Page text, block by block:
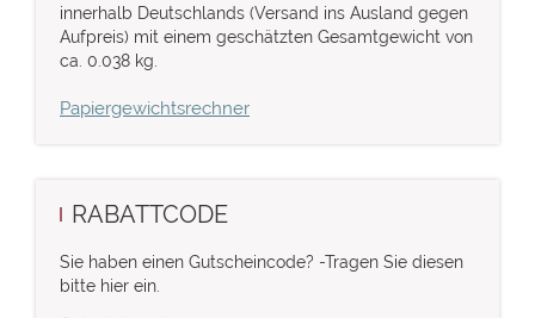
innerhalb Deutschlands (Versand ins Ausland gegen
Aufpreis) mit einem geschätzten Gesamtgewicht von
ca. 0.038 kg.
Papiergewichtsrechner
RABATTCODE
Sie haben einen Gutscheincode? -Tragen Sie diesen
bitte hier ein.